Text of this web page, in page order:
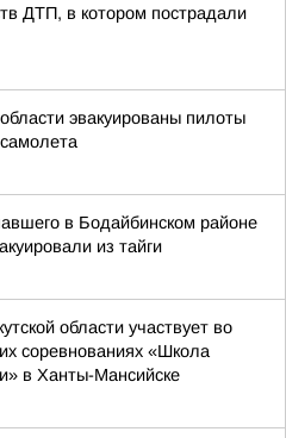
ДТП, в котором пострадали
эвакуированы пилоты
в Бодайбинском районе
из тайги
области участвует во
соревнованиях «Школа
в Ханты-Мансийске